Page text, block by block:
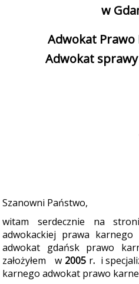
w
Adwokat Prawo
Adwokat
Szanowni Państwo,
witam serdecznie na
adwokackiej prawa karnego
adwokat gdańsk prawo
założyłem w 2005r. i
karnego adwokat prawo